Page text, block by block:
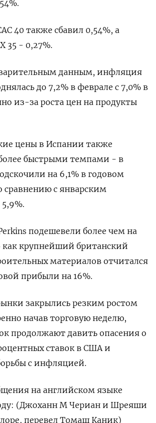
40 также сбавил 0,54%, а
35 - 0,27%.
данным, инфляция
до 7,2% в феврале с 7,0% в
из-за роста цен на продукты
цены в Испании также
быстрыми темпами - в
на 6,1% в годовом
сравнению с январским
подешевели более чем на
как крупнейший британский
материалов отчитался
прибыли на 16%.
закрылись резким ростом
начав торговую неделю,
продолжают давить опасения о
ставок в США и
с инфляцией.
на английском языке
(Джоханн М Чериан и Шреяши
перевел Томаш Каник)